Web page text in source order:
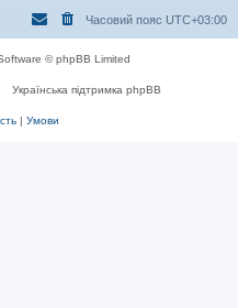
Часовий пояс UTC+03:00
© phpBB Limited
Українська підтримка phpBB
| Умови